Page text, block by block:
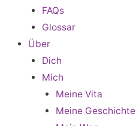
FAQs
Glossar
Über
Dich
Mich
Meine Vita
Meine Geschichte